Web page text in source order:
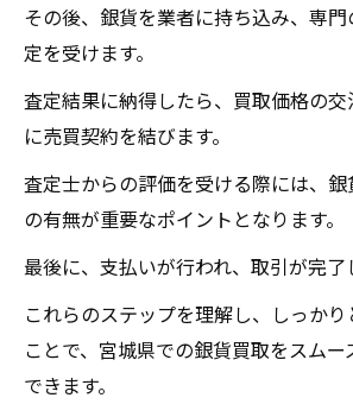
必要な書類とその準備方法
査定時に気をつけるべきポイ
買取契約の確認事項
買取後のフォローアップ方法
信頼できる買取店の選び方宮城
信頼性の高い店を見極める方
口コミとレビューを活用す
店舗の実績を確認する
専門知識を持つスタッフの
その後、銀貨を業者に持ち込み、専
定を受けます。
査定結果に納得したら、買取価格の
に売買契約を結びます。
査定士からの評価を受ける際には、
の有無が重要なポイントとなります。
最後に、支払いが行われ、取引が完了
これらのステップを理解し、しっかり
ことで、宮城県での銀貨買取をスム
できます。